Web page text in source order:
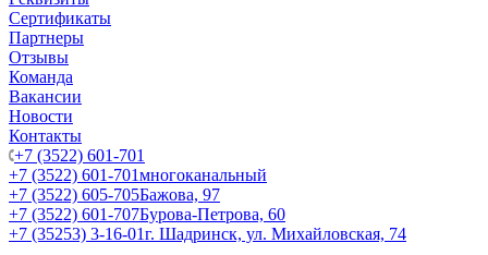
Сертификаты
Партнеры
Отзывы
Команда
Вакансии
Новости
Контакты
+7 (3522) 601-701
+7 (3522) 601-701многоканальный
+7 (3522) 605-705Бажова, 97
+7 (3522) 601-707Бурова-Петрова, 60
+7 (35253) 3-16-01г. Шадринск, ул. Михайловская, 74